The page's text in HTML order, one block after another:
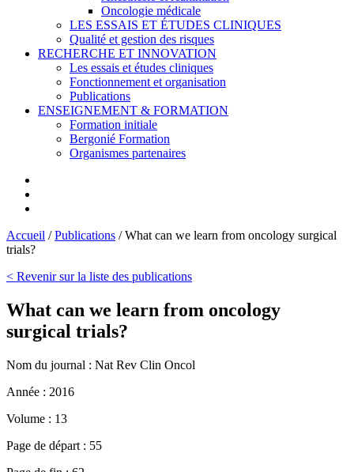
Oncologie médicale
LES ESSAIS ET ÉTUDES CLINIQUES
Qualité et gestion des risques
RECHERCHE ET INNOVATION
Les essais et études cliniques
Fonctionnement et organisation
Publications
ENSEIGNEMENT & FORMATION
Formation initiale
Bergonié Formation
Organismes partenaires
Accueil /Publications /What can we learn from oncology surgical
trials?
< Revenir sur la liste des publications
What can we learn from oncology
surgical trials?
Nom du journal : Nat Rev Clin Oncol
Année : 2016
Volume : 13
Page de départ : 55